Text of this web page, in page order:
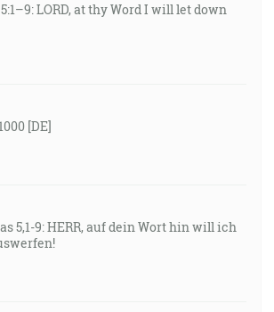
LORD, at thy Word I will let down
[DE]
5,1-9: HERR, auf dein Wort hin will ich